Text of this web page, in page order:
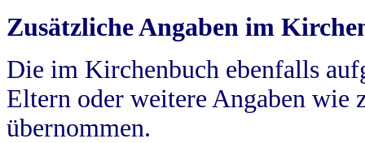
Zusätzliche Angaben im
Die im Kirchenbuch ebenfalls
Eltern oder weitere Angaben wie
übernommen.